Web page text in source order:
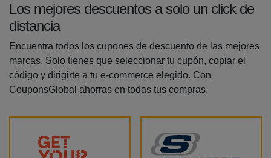
Los mejores descuentos a solo un click de
distancia
Encuentra todos los cupones de descuento de las mejores
marcas. Solo tienes que seleccionar tu cupón, copiar el
código y dirigirte a tu e-commerce elegido. Con
CouponsGlobal ahorras en todas tus compras.